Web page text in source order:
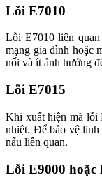
Lỗi E7010
Lỗi E7010 liên
mạng gia đình hoặc
nối và ít ảnh hưởng
Lỗi E7015
Khi xuất hiện mã lỗi
nhiệt. Để bảo vệ linh
nấu liên quan.
Lỗi E9000 hoặc